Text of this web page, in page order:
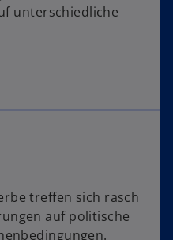
unterschiedliche
treffen sich rasch
auf politische